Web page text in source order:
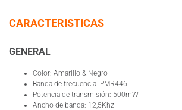
CARACTERISTICAS
GENERAL
Color: Amarillo & Negro
Banda de frecuencia: PMR446
Potencia de transmisión: 500mW
Ancho de banda: 12,5Khz